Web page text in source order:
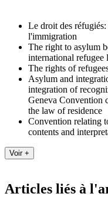
Le droit des
l'immigration
The right to asylum
international refugee
The rights of
Asylum and
integration of
Geneva Convention
the law of residence
Convention relating
contents and
Articles liés à